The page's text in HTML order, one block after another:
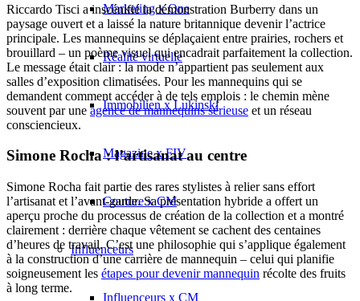
Marketing x One
Réalité virtuelle
Immobilien x Lukinski
Magazine x FIV
Couture x CM
Influenceurs
Influenceurs x CM
Riccardo Tisci a inscénifié la démonstration Burberry dans un
paysage ouvert et a laissé la nature britannique devenir l’actrice
principale. Les mannequins se déplaçaient entre prairies, rochers et
brouillard – un poème visuel qui encadrait parfaitement la collection.
Le message était clair : la mode n’appartient pas seulement aux
salles d’exposition climatisées. Pour les mannequins qui se
demandent comment accéder à de tels emplois : le chemin mène
souvent par une agence de mannequins sérieuse et un réseau
consciencieux.
Simone Rocha : l’artisanat au centre
Simone Rocha fait partie des rares stylistes à relier sans effort
l’artisanat et l’avant-garde. Sa présentation hybride a offert un
aperçu proche du processus de création de la collection et a montré
clairement : derrière chaque vêtement se cachent des centaines
d’heures de travail. C’est une philosophie qui s’applique également
à la construction d’une carrière de mannequin – celui qui planifie
soigneusement les étapes pour devenir mannequin récolte des fruits
à long terme.